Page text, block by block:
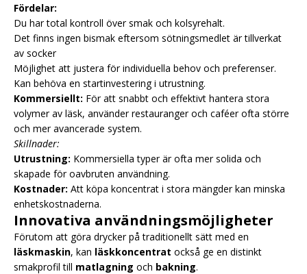
Fördelar:
Du har total kontroll över smak och kolsyrehalt.
Det finns ingen bismak eftersom sötningsmedlet är tillverkat
av socker
Möjlighet att justera för individuella behov och preferenser.
Kan behöva en startinvestering i utrustning.
Kommersiellt: För att snabbt och effektivt hantera stora
volymer av läsk, använder restauranger och caféer ofta större
och mer avancerade system.
Skillnader:
Utrustning: Kommersiella typer är ofta mer solida och
skapade för oavbruten användning.
Kostnader: Att köpa koncentrat i stora mängder kan minska
enhetskostnaderna.
Innovativa användningsmöjligheter
Förutom att göra drycker på traditionellt sätt med en
läskmaskin, kan läskkoncentrat också ge en distinkt
smakprofil till matlagning och bakning.